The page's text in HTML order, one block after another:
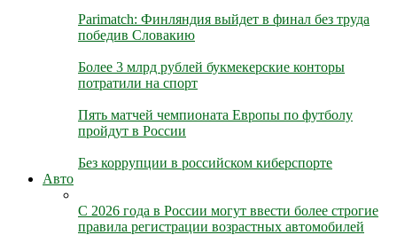
Parimatch: Финляндия выйдет в финал без труда
победив Словакию
Более 3 млрд рублей букмекерские конторы
потратили на спорт
Пять матчей чемпионата Европы по футболу
пройдут в России
Без коррупции в российском киберспорте
Авто
С 2026 года в России могут ввести более строгие
правила регистрации возрастных автомобилей